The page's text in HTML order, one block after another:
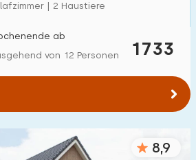
€ 0 — € 2000+
| 2 Haustiere
1733
ab
von 12 Personen
8,9